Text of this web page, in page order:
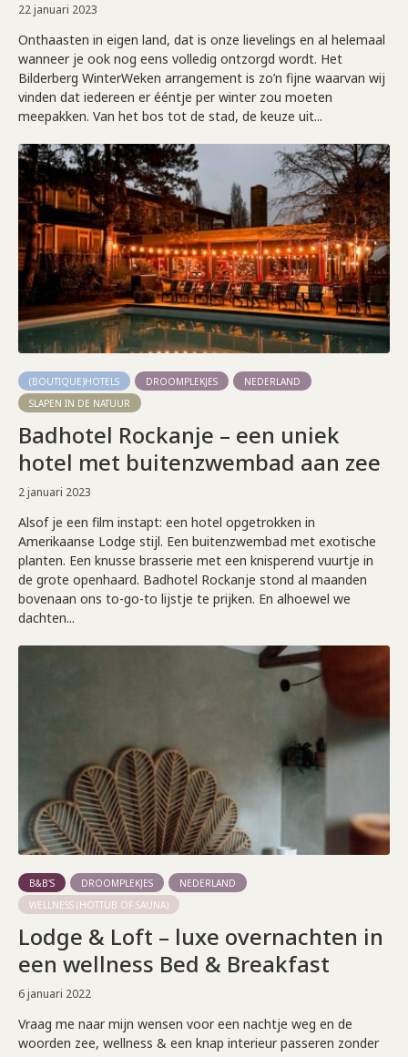
22 januari 2023
Onthaasten in eigen land, dat is onze lievelings en al helemaal
wanneer je ook nog eens volledig ontzorgd wordt. Het
Bilderberg WinterWeken arrangement is zo’n fijne waarvan wij
vinden dat iedereen er ééntje per winter zou moeten
meepakken. Van het bos tot de stad, de keuze uit...
(BOUTIQUE)HOTELS DROOMPLEKJES
NEDERLAND
SLAPEN IN DE NATUUR
Badhotel Rockanje – een uniek
hotel met buitenzwembad aan zee
2 januari 2023
Alsof je een film instapt: een hotel opgetrokken in
Amerikaanse Lodge stijl. Een buitenzwembad met exotische
planten. Een knusse brasserie met een knisperend vuurtje in
de grote openhaard. Badhotel Rockanje stond al maanden
bovenaan ons to-go-to lijstje te prijken. En alhoewel we
dachten...
B&B'S DROOMPLEKJES
NEDERLAND
WELLNESS (HOTTUB OF SAUNA)
Lodge & Loft – luxe overnachten in
een wellness Bed & Breakfast
6 januari 2022
Vraag me naar mijn wensen voor een nachtje weg en de
woorden zee, wellness & een knap interieur passeren zonder